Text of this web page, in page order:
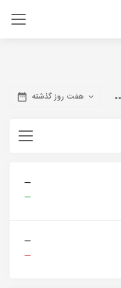
هفت روز گذشته
—
—
—
—